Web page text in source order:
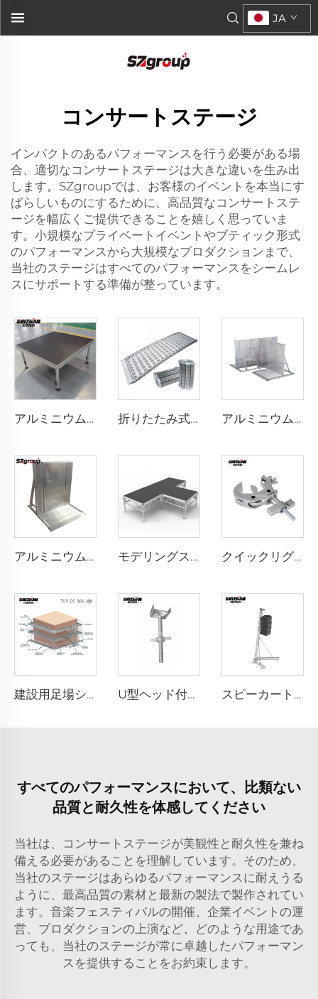
JA
コンサートステージ
インパクトのあるパフォーマンスを行う必要がある場
合、適切なコンサートステージは大きな違いを生み出
します。SZgroupでは、お客様のイベントを本当にす
ばらしいものにするために、高品質なコンサートステ
ージを幅広くご提供できることを嬉しく思っていま
す。小規模なプライベートイベントやブティック形式
のパフォーマンスから大規模なプロダクションまで、
当社のステージはすべてのパフォーマンスをシームレ
スにサポートする準備が整っています。
アルミニウム製ポータブルステージ 折りたたみ式ステージ モバイル型アルミ合金活動用折りたたみステージ 段差解消スロープ付き アルミニウム製ケーブルバリヤー
アルミニウム製バリヤードア モデリングステージ クイックリグクランプ
建設用足場システムのプロジェクト事例と設計 U型ヘッド付きネジジャッキ スピーカートラス
すべてのパフォーマンスにおいて、比類ない
品質と耐久性を体感してください
当社は、コンサートステージが美観性と耐久性を兼ね
備える必要があることを理解しています。そのため、
当社のステージはあらゆるパフォーマンスに耐えうる
ように、最高品質の素材と最新の製法で製作されてい
ます。音楽フェスティバルの開催、企業イベントの運
営、プロダクションの上演など、どのような用途であ
っても、当社のステージが常に卓越したパフォーマン
スを提供することをお約束します。